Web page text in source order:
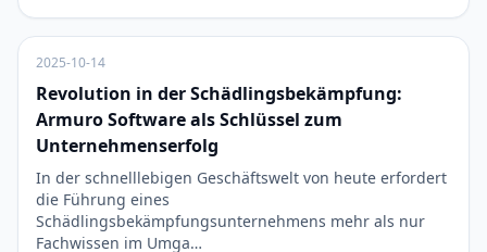
2025-10-14
Revolution in der Schädlingsbekämpfung:
Armuro Software als Schlüssel zum
Unternehmenserfolg
In der schnelllebigen Geschäftswelt von heute erfordert
die Führung eines
Schädlingsbekämpfungsunternehmens mehr als nur
Fachwissen im Umga…